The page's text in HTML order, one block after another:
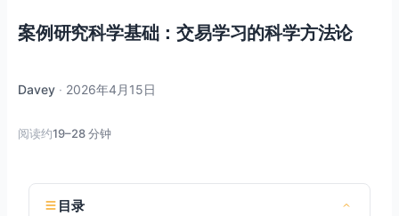
案例研究科学基础：交易学习的科学方法论
Davey · 2026年4月15日
阅读约19–28 分钟
目录